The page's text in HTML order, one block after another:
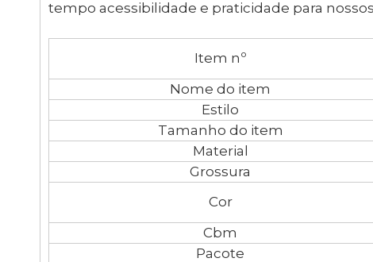
tempo acessibilidade e praticidade para
Item nº
Nome do item
Estilo
Tamanho do item
Material
Grossura
Cor
Cbm
Pacote